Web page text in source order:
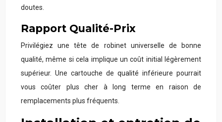
doutes.
Rapport Qualité-Prix
Privilégiez une tête de robinet universelle de bonne
qualité, même si cela implique un coût initial légèrement
supérieur. Une cartouche de qualité inférieure pourrait
vous coûter plus cher à long terme en raison de
remplacements plus fréquents.